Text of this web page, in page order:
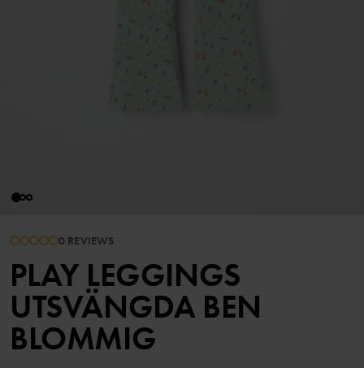
0 REVIEWS
PLAY LEGGINGS
UTSVÄNGDA BEN
BLOMMIG